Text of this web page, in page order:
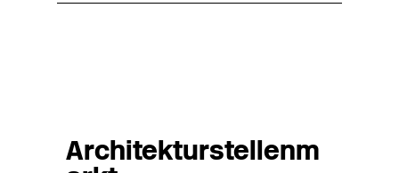
Architekturstellenm